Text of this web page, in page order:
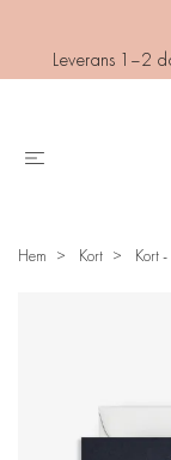
Leverans 1–2
Hem Kort Kort